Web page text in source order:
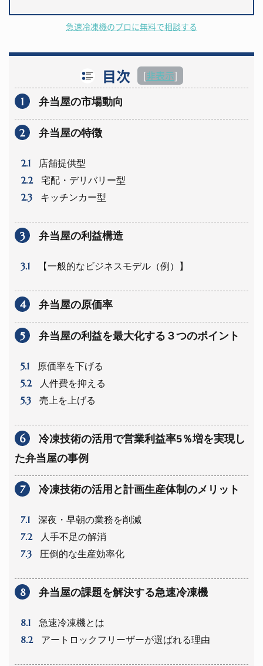
急速冷凍機のプロに無料で相談する
目次 [非表示]
1 弁当屋の市場動向
2 弁当屋の特徴
2.1 店舗提供型
2.2 宅配・デリバリー型
2.3 キッチンカー型
3 弁当屋の利益構造
3.1 【一般的なビジネスモデル（例）】
4 弁当屋の原価率
5 弁当屋の利益を最大化する３つのポイント
5.1 原価率を下げる
5.2 人件費を抑える
5.3 売上を上げる
6
冷凍技術の活用で営業利益率5％増を実現し
た弁当屋の事例
7 冷凍技術の活用と計画生産体制のメリット
7.1 深夜・早朝の業務を削減
7.2 人手不足の解消
7.3 圧倒的な生産効率化
8 弁当屋の課題を解決する急速冷凍機
8.1 急速冷凍機とは
8.2 アートロックフリーザーが選ばれる理由